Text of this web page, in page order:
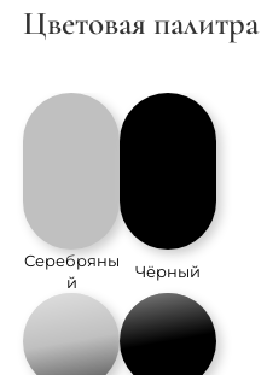
Цветовая палитра
Серебряны
й
Чёрный